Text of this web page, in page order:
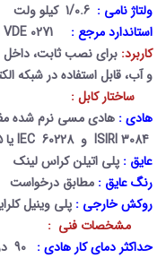
ولتاژ نامی :
استاندارد مرجع :
0271
کاربرد: برای نصب ثابت، داخل
و آب، قابل استفاده در
ساختار کابل :
هادی : هادی مسی نرم شده
ISIRI 3084 و IEC 60228یا
عایق : پلی اتیلن کراس لینک
رنگ عایق : مطابق درخواست
روکش خارجی : پلی وینیل
مشخصات فنی :
حداکثر دمای کار هادی : 90 درجه سلسیوس